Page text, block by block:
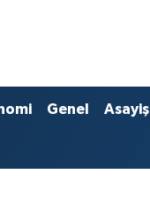
Genel Asayiş